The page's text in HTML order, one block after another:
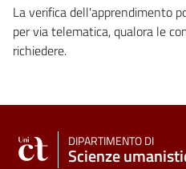
La verifica dell'apprendimento
per via telematica, qualora le
richiedere.
DIPARTIMENTO DI
Scienze